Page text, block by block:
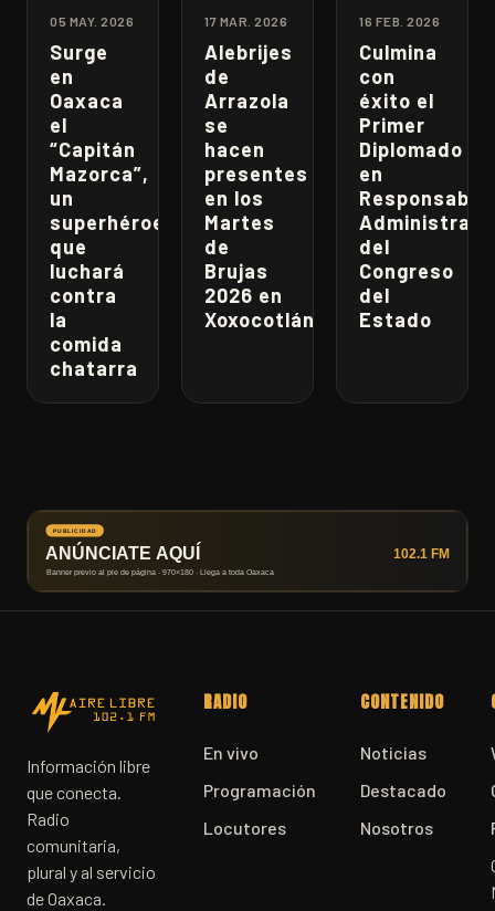
05 MAY. 2026
Surge
en
Oaxaca
el
“Capitán
Mazorca”,
un
superhéroe
que
luchará
contra
la
comida
chatarra
17 MAR. 2026
Alebrijes
de
Arrazola
se
hacen
presentes
en los
Martes
de
Brujas
2026 en
Xoxocotlán
16 FEB. 2026
Culmina
con
éxito el
Primer
Diplomado
en
del
Congreso
del
Estado
Información libre
que conecta.
Radio
comunitaria,
plural y al servicio
de Oaxaca.
RADIO
En vivo
Programación
Locutores
CONTENIDO
Noticias
Destacado
Nosotros